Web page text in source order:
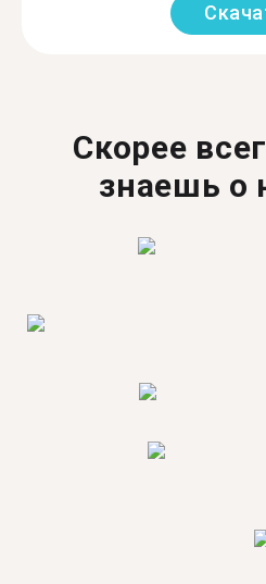
Скорее
знаешь о